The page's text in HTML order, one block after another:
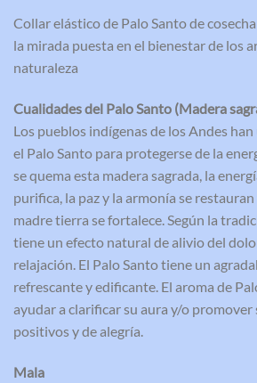
Collar elástico de Palo Santo de
la mirada puesta en el bienestar de los
naturaleza
Cualidades del Palo Santo (Madera
Los pueblos indígenas de los Andes
el Palo Santo para protegerse de la
se quema esta madera sagrada, la
purifica, la paz y la armonía se
madre tierra se fortalece. Según la
tiene un efecto natural de alivio del
relajación. El Palo Santo tiene un
refrescante y edificante. El aroma de
ayudar a clarificar su aura y/o
positivos y de alegría.
Mala